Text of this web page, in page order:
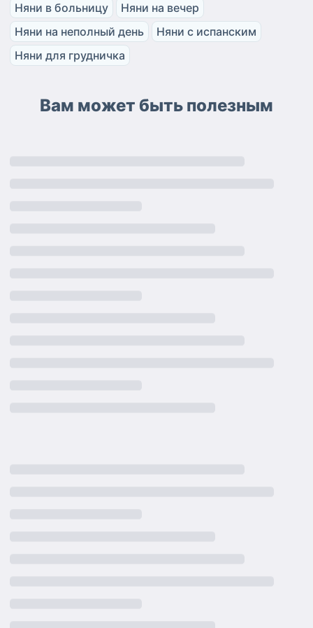
Няни в больницу
Няни на вечер
Няни на неполный день
Няни с испанским
Няни для грудничка
Вам может быть полезным